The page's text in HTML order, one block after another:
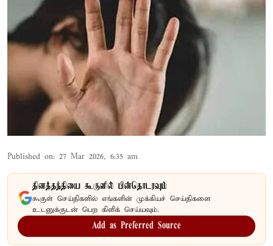
Published on: 27 Mar 2026, 6:35 am
தினத்தந்தியை கூகுளில் பின்தொடரவும்
கூகுள் செய்திகளில் எங்களின் முக்கியச் செய்திகளை
உடனுக்குடன் பெற கிளிக் செய்யவும்.
Add as Preferred Source